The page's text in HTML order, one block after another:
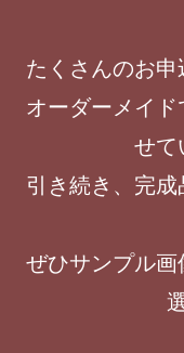
たくさんのお申
オーダーメイ
せて
引き続き、完
ぜひサンプル